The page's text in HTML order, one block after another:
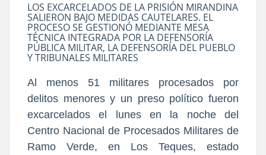
LOS EXCARCELADOS DE LA PRISIÓN MIRANDINA
SALIERON BAJO MEDIDAS CAUTELARES. EL
PROCESO SE GESTIONÓ MEDIANTE MESA
TÉCNICA INTEGRADA POR LA DEFENSORÍA
PÚBLICA MILITAR, LA DEFENSORÍA DEL PUEBLO
Y TRIBUNALES MILITARES
Al menos 51 militares procesados por
delitos menores y un preso político fueron
excarcelados el lunes en la noche del
Centro Nacional de Procesados Militares de
Ramo Verde, en Los Teques, estado